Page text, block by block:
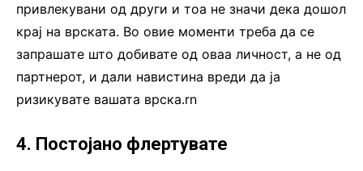
привлекувани од други и тоа не значи дека дошол
крај на врската. Во овие моменти треба да се
запрашате што добивате од оваа личност, а не од
партнерот, и дали навистина вреди да ја
ризикувате вашата врска.rn
4. Постојано флертувате